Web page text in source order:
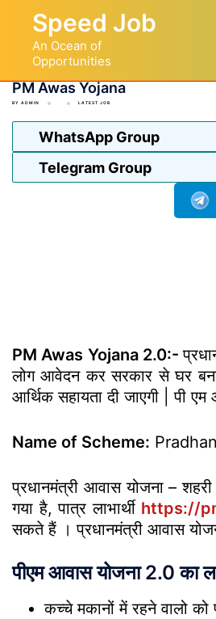
content
Speed Job
An Ocean of
Opportunities
PM Awas Yojana
BY ADMIN LATEST JOB
WhatsApp Group
Telegram Group
PM Awas Yojana 2.0:-
लोग आवेदन कर सरकार से घर
आर्थिक सहायता दी जाएगी | पी
Name of Scheme:
प्रधानमंत्री आवास योजना –
गया है, पात्र लाभार्थी https://
सकते हैं । प्रधानमंत्री आवास
पीएम आवास योजना 2.0 का
कच्चे मकानों में रहने वालो